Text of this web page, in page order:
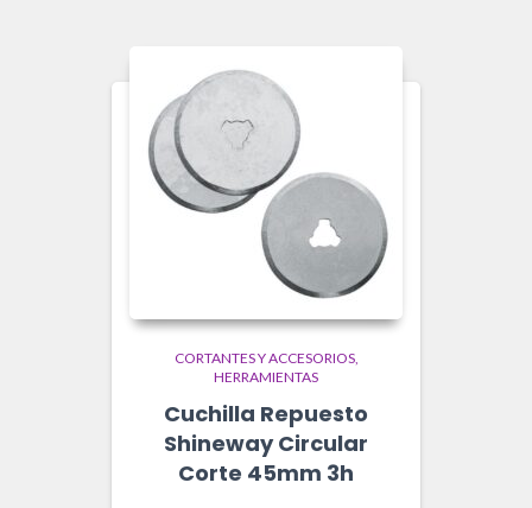
CORTANTES Y ACCESORIOS
HERRAMIENTAS
Cuchilla Repuesto
Shineway Circular
Corte 45mm 3h